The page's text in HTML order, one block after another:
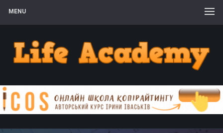
MENU